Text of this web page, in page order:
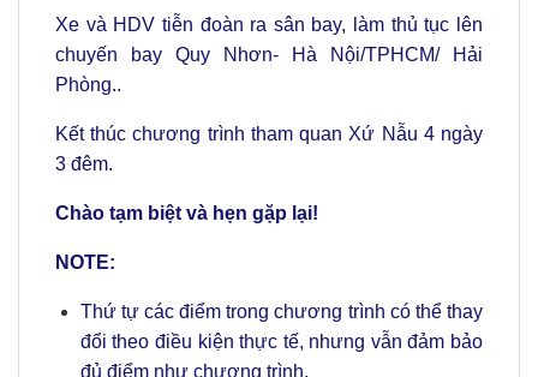
Xe và HDV tiễn đoàn ra sân bay, làm thủ tục lên
chuyến bay Quy Nhơn- Hà Nội/TPHCM/ Hải
Phòng..
Kết thúc chương trình tham quan Xứ Nẫu 4 ngày
3 đêm.
Chào tạm biệt và hẹn gặp lại!
NOTE:
Thứ tự các điểm trong chương trình có thể thay
đổi theo điều kiện thực tế, nhưng vẫn đảm bảo
đủ điểm như chương trình.